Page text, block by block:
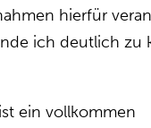
hierfür
ich deutlich zu
ein vollkommen